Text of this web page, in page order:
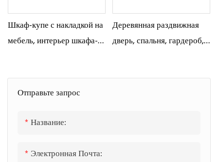
Отправьте запрос
Название:
Электронная Почта:
Шкаф-купе с накладкой на
мебель, интерьер шкафа-
Деревянная раздвижная
дверь, спальня, гардероб,